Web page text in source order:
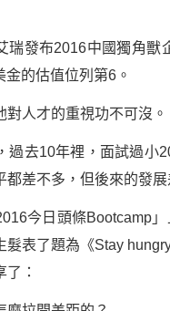
瑞發布2016中國獨角獸
的估值位列第6。
對人才的重視功不可沒。
過去10年裡，面試過小
都差不多，但後來的發展
今日頭條Bootcamp
表了題為《Stay
：